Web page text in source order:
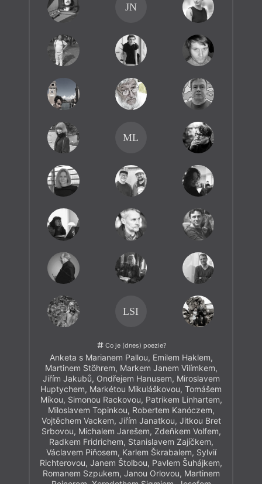
JN
ML
LSI
Co je (dnes) poezie?
Anketa s Marianem Pallou, Emilem Haklem,
Martinem Stöhrem, Markem Janem Vilímkem,
Jiřím Jakubů, Ondřejem Hanusem, Miroslavem
Huptychem, Markétou Mikuláškovou, Tomášem
Míkou, Simonou Rackovou, Patrikem Linhartem,
Miloslavem Topinkou, Robertem Kanóczem,
Vojtěchem Vackem, Jiřím Janatkou, Jitkou Bret
Srbovou, Michalem Jarešem, Zdeňkem Volfem,
Radkem Fridrichem, Stanislavem Zajíčkem,
Václavem Piňosem, Karlem Škrabalem, Sylvií
Richterovou, Janem Štolbou, Pavlem Šuhájkem,
Romanem Szpukem, Janou Orlovou, Martinem